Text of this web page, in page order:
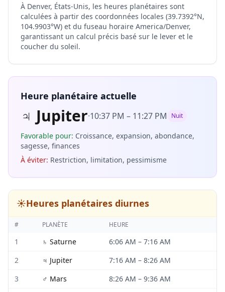
À Denver, États-Unis, les heures planétaires sont
calculées à partir des coordonnées locales (39.7392°N,
104.9903°W) et du fuseau horaire America/Denver,
garantissant un calcul précis basé sur le lever et le
coucher du soleil.
Heure planétaire actuelle
♃ Jupiter·10:37 PM – 11:27 PM Nuit
Favorable pour: Croissance, expansion, abondance,
sagesse, finances
À éviter: Restriction, limitation, pessimisme
☀️Heures planétaires diurnes
# PLANÈTE HEURE
1 ♄ Saturne 6:06 AM – 7:16 AM
2
♃ Jupiter 7:16 AM – 8:26 AM
3
♂ Mars 8:26 AM – 9:36 AM